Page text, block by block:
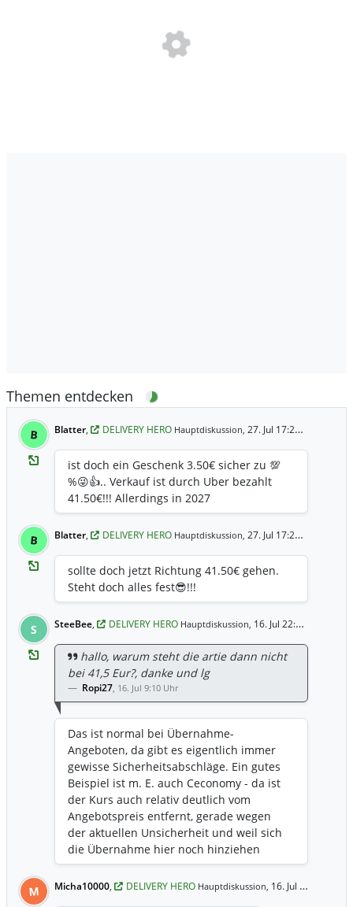
Themen entdecken
B Blatter, DELIVERY HERO Hauptdiskussion, 27. Jul 17:28 Uhr
ist doch ein Geschenk 3.50€ sicher zu 💯
%😜👍.. Verkauf ist durch Uber bezahlt
41.50€!!! Allerdings in 2027
B Blatter, DELIVERY HERO Hauptdiskussion, 27. Jul 17:26 Uhr
sollte doch jetzt Richtung 41.50€ gehen.
Steht doch alles fest😎!!!
S SteeBee, DELIVERY HERO Hauptdiskussion, 16. Jul 22:38 Uhr
hallo, warum steht die artie dann nicht
bei 41,5 Eur?, danke und lg
Ropi27, 16. Jul 9:10 Uhr
Das ist normal bei Übernahme-
Angeboten, da gibt es eigentlich immer
gewisse Sicherheitsabschläge. Ein gutes
Beispiel ist m. E. auch Ceconomy - da ist
der Kurs auch relativ deutlich vom
Angebotspreis entfernt, gerade wegen
der aktuellen Unsicherheit und weil sich
die Übernahme hier noch hinziehen
kann. Da verkaufen einige wohl lieber
frühzeitig anstatt das Kapital gebunden
M Micha10000, DELIVERY HERO Hauptdiskussion, 16. Jul 9:31 Uhr